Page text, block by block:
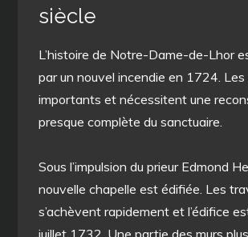
siècle
L’histoire de Notre-Dame-de-Lhor
par un nouvel incendie en 1724.
importants et nécessitent une
presque complète du sanctuaire.
Sous l’impulsion du prieur Edmond
nouvelle chapelle est édifiée. Les
s’achèvent rapidement et l’édifice
juillet 1732. Une partie des murs